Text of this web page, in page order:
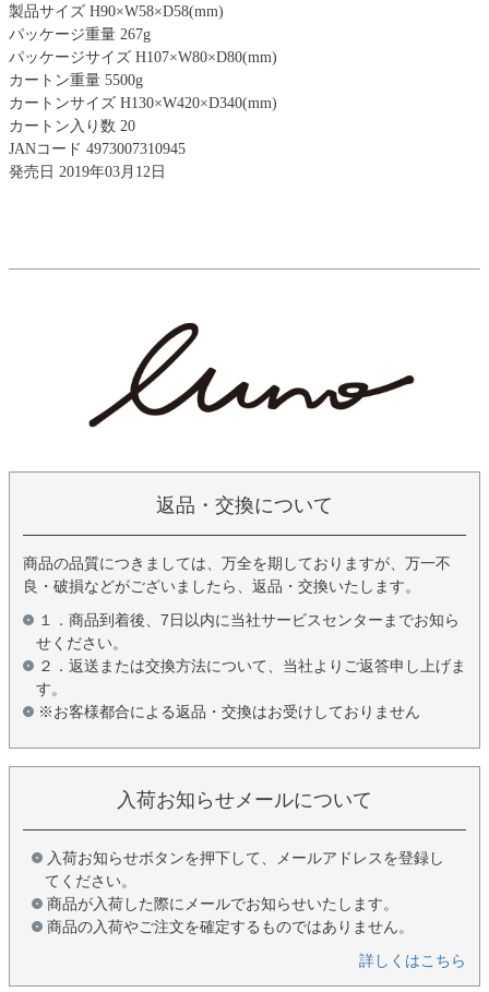
製品サイズ H90×W58×D58(mm)
パッケージ重量 267g
パッケージサイズ H107×W80×D80(mm)
カートン重量 5500g
カートンサイズ H130×W420×D340(mm)
カートン入り数 20
JANコード 4973007310945
発売日 2019年03月12日
返品・交換について
商品の品質につきましては、万全を期しておりますが、万一不
良・破損などがございましたら、返品・交換いたします。
１．商品到着後、7日以内に当社サービスセンターまでお知ら
せください。
２．返送または交換方法について、当社よりご返答申し上げま
す。
※お客様都合による返品・交換はお受けしておりません
入荷お知らせメールについて
入荷お知らせボタンを押下して、メールアドレスを登録し
てください。
商品が入荷した際にメールでお知らせいたします。
商品の入荷やご注文を確定するものではありません。
詳しくはこちら